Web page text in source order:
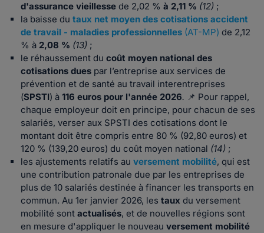
d'assurance vieillesse de 2,02 % à 2,11 % (12) ;
la baisse du taux net moyen des cotisations accident
de travail - maladies professionnelles (AT-MP) de 2,12
% à 2,08 % (13) ;
le réhaussement du coût moyen national des
cotisations dues par l’entreprise aux services de
prévention et de santé au travail interentreprises
(SPSTI) à 116 euros pour l'année 2026. 📌 Pour rappel,
chaque employeur doit en principe, pour chacun de ses
salariés, verser aux SPSTI des cotisations dont le
montant doit être compris entre 80 % (92,80 euros) et
120 % (139,20 euros) du coût moyen national (14) ;
les ajustements relatifs au versement mobilité, qui est
une contribution patronale due par les entreprises de
plus de 10 salariés destinée à financer les transports en
commun. Au 1er janvier 2026, les taux du versement
mobilité sont actualisés, et de nouvelles régions sont
en mesure d'appliquer le nouveau versement mobilité